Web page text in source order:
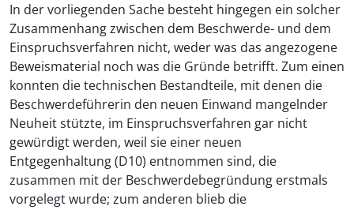
In der vorliegenden Sache besteht hingegen ein solcher
Zusammenhang zwischen dem Beschwerde- und dem
Einspruchsverfahren nicht, weder was das angezogene
Beweismaterial noch was die Gründe betrifft. Zum einen
konnten die technischen Bestandteile, mit denen die
Beschwerdeführerin den neuen Einwand mangelnder
Neuheit stützte, im Einspruchsverfahren gar nicht
gewürdigt werden, weil sie einer neuen
Entgegenhaltung (D10) entnommen sind, die
zusammen mit der Beschwerdebegründung erstmals
vorgelegt wurde; zum anderen blieb die